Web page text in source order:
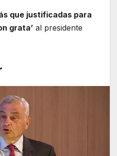
que justificadas para
grata’ al presidente